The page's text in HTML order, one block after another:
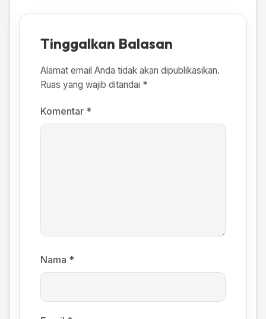
Tinggalkan Balasan
Alamat email Anda tidak akan dipublikasikan.
Ruas yang wajib ditandai *
Komentar *
Nama *